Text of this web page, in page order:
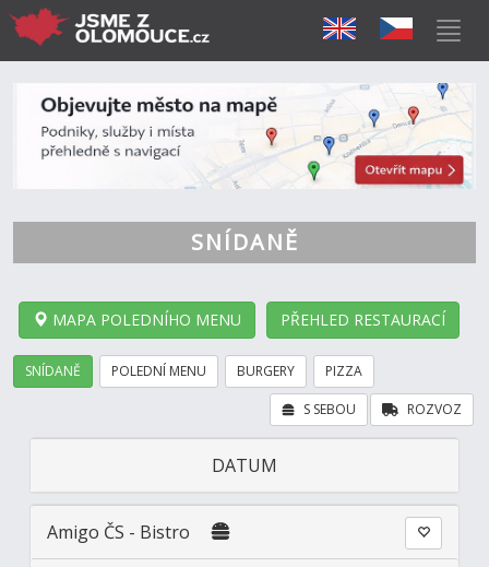
SNÍDANĚ
MAPA POLEDNÍHO MENU PŘEHLED RESTAURACÍ
SNÍDANĚ POLEDNÍ MENU BURGERY PIZZA
ROZVOZ
S SEBOU
DATUM
Amigo ČS - Bistro